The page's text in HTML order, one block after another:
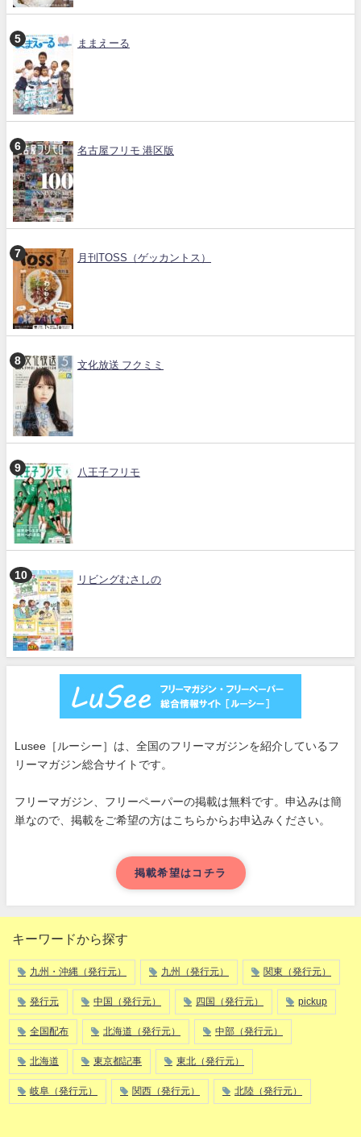
ままえーる
名古屋フリモ 港区版
月刊TOSS（ゲッカントス）
文化放送 フクミミ
八王子フリモ
リビングむさしの
Lusee［ルーシー］は、全国のフリーマガジンを紹介しているフ
リーマガジン総合サイトです。
フリーマガジン、フリーペーパーの掲載は無料です。申込みは簡
単なので、掲載をご希望の方はこちらからお申込みください。
掲載希望はコチラ
キーワードから探す
九州・沖縄（発行元） 九州（発行元） 関東（発行元）
発行元 中国（発行元） 四国（発行元） pickup
全国配布 北海道（発行元） 中部（発行元）
北海道 東京都記事 東北（発行元）
岐阜（発行元） 関西（発行元） 北陸（発行元）